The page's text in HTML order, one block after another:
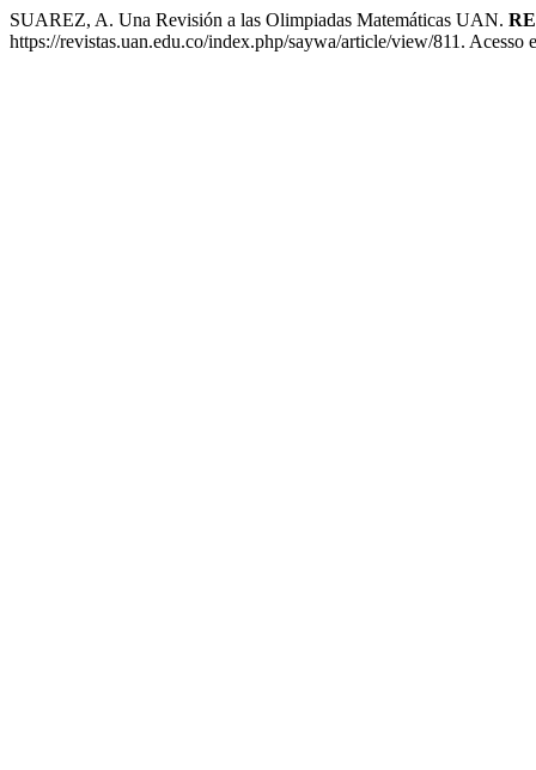
SUAREZ, A. Una Revisión a las Olimpiadas Matemáticas UAN.
https://revistas.uan.edu.co/index.php/saywa/article/view/811. Acesso